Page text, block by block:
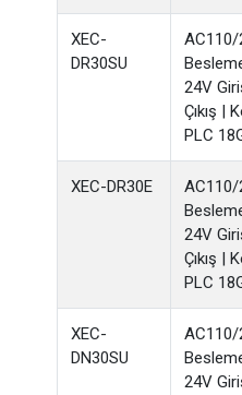
XEC-
DR30SU
24V
Çıkış |
PLC
XEC-DR30E
24V
Çıkış |
PLC
XEC-
DN30SU
24V